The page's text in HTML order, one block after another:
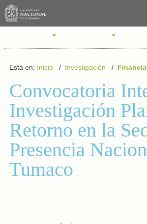
Está en: Inicio/ Investigación /
Convocatoria
Investigación
Retorno en la
Presencia
Tumaco